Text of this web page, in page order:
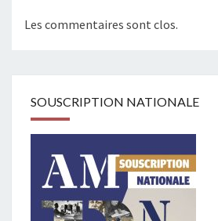
Les commentaires sont clos.
SOUSCRIPTION NATIONALE